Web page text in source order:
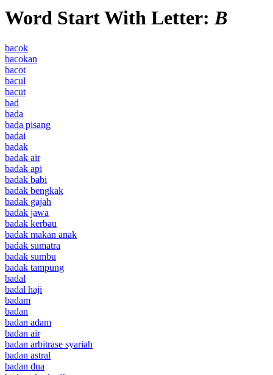
Word Start With Letter:B
bacok
bacokan
bacot
bacul
bacut
bad
bada
bada pisang
badai
badak
badak air
badak api
badak babi
badak bengkak
badak gajah
badak jawa
badak kerbau
badak makan anak
badak sumatra
badak sumbu
badak tampung
badal
badal haji
badam
badan
badan adam
badan air
badan arbitrase syariah
badan astral
badan dua